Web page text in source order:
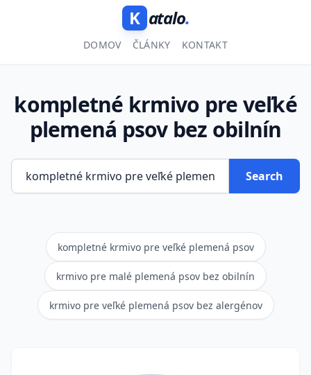
K atalo.
DOMOV ČLÁNKY KONTAKT
kompletné krmivo pre veľké
plemená psov bez obilnín
Search
kompletné krmivo pre veľké plemená psov
krmivo pre malé plemená psov bez obilnín
krmivo pre veľké plemená psov bez alergénov